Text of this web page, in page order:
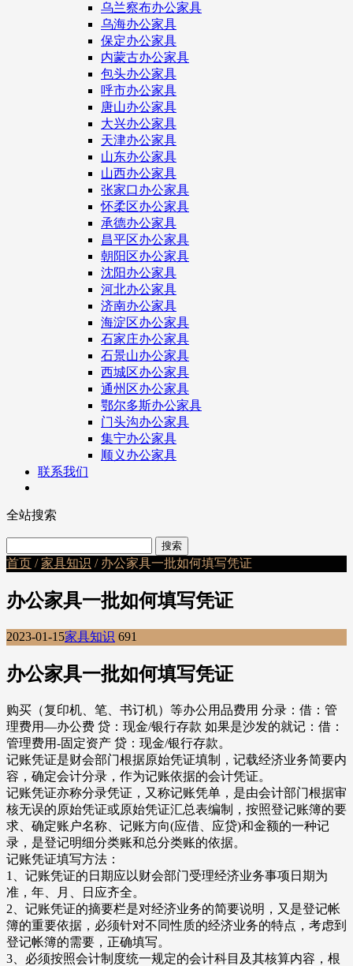
乌兰察布办公家具
乌海办公家具
保定办公家具
内蒙古办公家具
包头办公家具
呼市办公家具
唐山办公家具
大兴办公家具
天津办公家具
山东办公家具
山西办公家具
张家口办公家具
怀柔区办公家具
承德办公家具
昌平区办公家具
朝阳区办公家具
沈阳办公家具
河北办公家具
济南办公家具
海淀区办公家具
石家庄办公家具
石景山办公家具
西城区办公家具
通州区办公家具
鄂尔多斯办公家具
门头沟办公家具
集宁办公家具
顺义办公家具
联系我们
全站搜索
首页 /家具知识 / 办公家具一批如何填写凭证
办公家具一批如何填写凭证
2023-01-15家具知识 691
办公家具一批如何填写凭证
购买（复印机、笔、书订机）等办公用品费用 分录：借：管
理费用—办公费 贷：现金/银行存款 如果是沙发的就记：借：
管理费用-固定资产 贷：现金/银行存款。
记账凭证是财会部门根据原始凭证填制，记载经济业务简要内
容，确定会计分录，作为记账依据的会计凭证。
记账凭证亦称分录凭证，又称记账凭单，是由会计部门根据审
核无误的原始凭证或原始凭证汇总表编制，按照登记账簿的要
求、确定账户名称、记账方向(应借、应贷)和金额的一种记
录，是登记明细分类账和总分类账的依据。
记账凭证填写方法：
1、记账凭证的日期应以财会部门受理经济业务事项日期为
准，年、月、日应齐全。
2、记账凭证的摘要栏是对经济业务的简要说明，又是登记帐
簿的重要依据，必须针对不同性质的经济业务的特点，考虑到
登记帐簿的需要，正确填写。
3、必须按照会计制度统一规定的会计科目及其核算内容，根